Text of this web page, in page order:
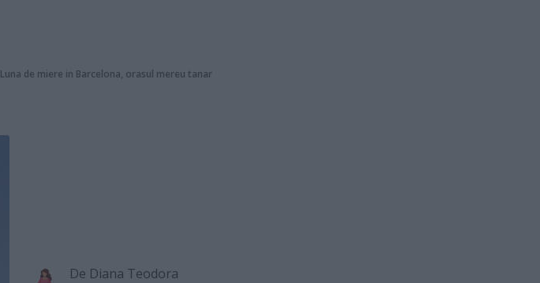
Luna de miere in Barcelona, orasul mereu tanar
De Diana Teodora